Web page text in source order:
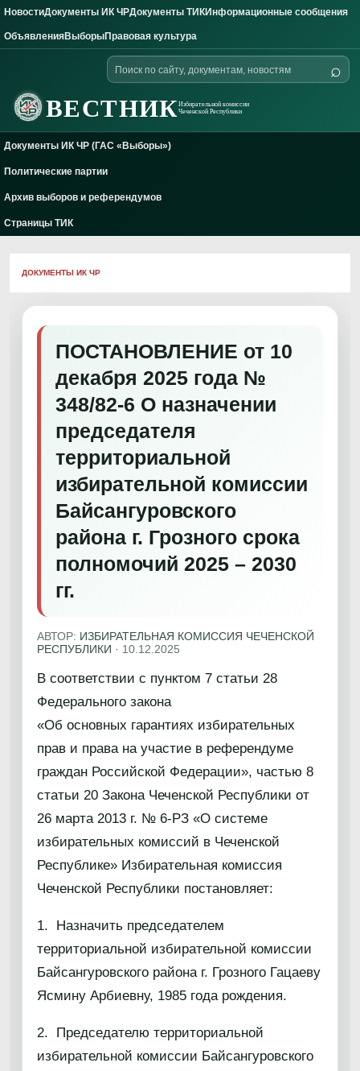
Skip to content
НовостиДокументы ИК ЧРДокументы ТИКИнформационные сообщения
ОбъявленияВыборыПравовая культура
ВЕСТНИКИзбирательной комиссии
Чеченской Республики
Поиск
по
⌕
Документы ИК ЧР (ГАС «Выборы»)
Политические партии
Архив выборов и референдумов
Страницы ТИК
ДОКУМЕНТЫ ИК ЧР
ПОСТАНОВЛЕНИЕ от 10
декабря 2025 года №
348/82-6 О назначении
председателя
территориальной
избирательной комиссии
Байсангуровского
района г. Грозного срока
полномочий 2025 – 2030
гг.
АВТОР: ИЗБИРАТЕЛЬНАЯ КОМИССИЯ ЧЕЧЕНСКОЙ
РЕСПУБЛИКИ · 10.12.2025
В соответствии с пунктом 7 статьи 28
Федерального закона
«Об основных гарантиях избирательных
прав и права на участие в референдуме
граждан Российской Федерации», частью 8
статьи 20 Закона Чеченской Республики от
26 марта 2013 г. № 6-РЗ «О системе
избирательных комиссий в Чеченской
Республике» Избирательная комиссия
Чеченской Республики постановляет:
1. Назначить председателем
территориальной избирательной комиссии
Байсангуровского района г. Грозного Гацаеву
Ясмину Арбиевну, 1985 года рождения.
2. Председателю территориальной
избирательной комиссии Байсангуровского